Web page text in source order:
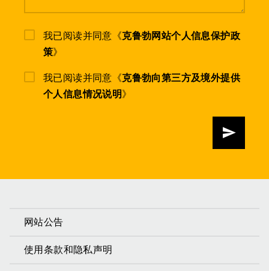
我已阅读并同意《克鲁勃网站个人信息保护政
策》
我已阅读并同意《克鲁勃向第三方及境外提供
个人信息情况说明》
发送
网站公告
使用条款和隐私声明